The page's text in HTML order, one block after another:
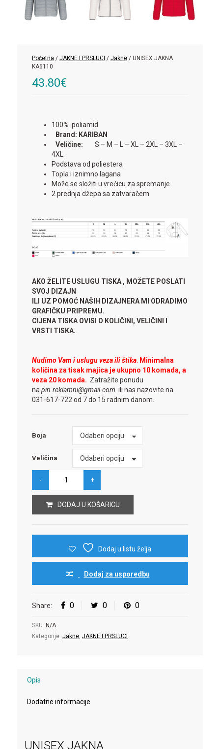
Početna / JAKNE I PRSLUCI / Jakne / UNISEX JAKNA
KA6110
43.80€
100% poliamid
Brand: KARIBAN
Veličine:
S – M – L – XL – 2XL – 3XL –
4XL
Podstava od poliestera
Topla i iznimno lagana
Može se složiti u vrećicu za spremanje
2 prednja džepa sa zatvaračem
AKO ŽELITE USLUGU TISKA , MOŽETE POSLATI
SVOJ DIZAJN
ILI UZ POMOĆ NAŠIH DIZAJNERA MI ODRADIMO
GRAFIČKU PRIPREMU.
CIJENA TISKA OVISI O KOLIČINI, VELIČINI I
VRSTI TISKA.
Nudimo Vam i uslugu veza ili štika Minimalna
količina za tisak majica je ukupno 10 komada, a
veza 20 komada. Zatražite ponudu
na pin.reklamni@gmail.com ili nas nazovite na
031-617-722 od 7 do 15 radnim danom.
Boja Odaberi opciju
Boja
Veličina Odaberi opciju
Veličina
DODAJ U KOŠARICU
Dodaj u listu želja
Dodaj za usporedbu
Share: 0 0 0
SKU: N/A
Kategorije: Jakne JAKNE I PRSLUCI
Opis
Dodatne informacije
UNISEX JAKNA